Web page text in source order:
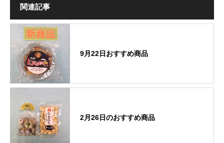
関連記事
9月22日おすすめ商品
2月26日のおすすめ商品